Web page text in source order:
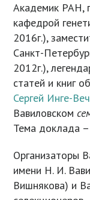
Академик РАН,
кафедрой
2016г.),
Санкт-
2012г.),
статей и книг
Сергей Инге-
Вавиловском
Тема доклада –
Организаторы
имени Н. И.
Вишнякова) и